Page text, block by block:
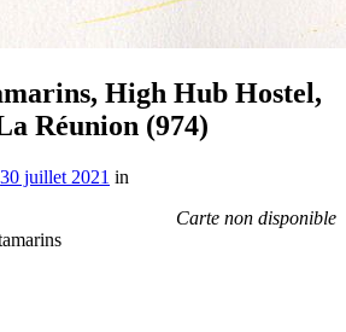
High Hub Hostel,
Réunion (974)
30 juillet 2021 in
Carte non disponible